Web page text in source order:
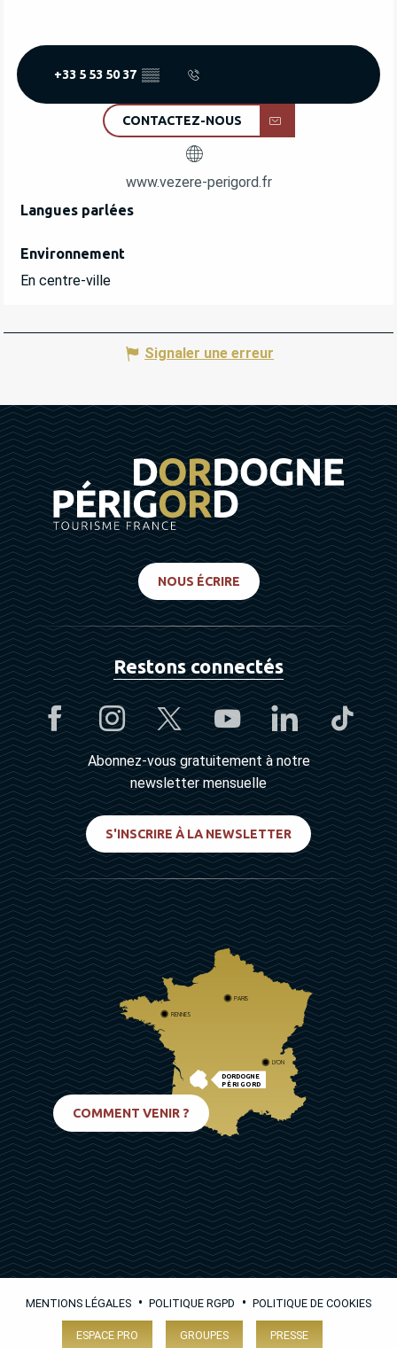
+33 5 53 50 37 ▒▒
CONTACTEZ-NOUS
www.vezere-perigord.fr
Langues parlées
Langues parlées
Environnement
Environnement
En centre-ville
Signaler une erreur
NOUS ÉCRIRE
Restons connectés
Abonnez-vous gratuitement à notre
newsletter mensuelle
S'INSCRIRE À LA NEWSLETTER
DORDOGNE
PÉRIGORD
PARIS
RENNES
LYON
COMMENT VENIR ?
MENTIONS LÉGALES • POLITIQUE RGPD • POLITIQUE DE COOKIES
ESPACE PRO GROUPES PRESSE